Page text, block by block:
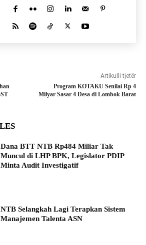
Artikulli tjetër
Program KOTAKU Senilai Rp 4
Milyar Sasar 4 Desa di Lombok Barat
Dana BTT NTB Rp484 Miliar Tak
Muncul di LHP BPK, Legislator PDIP
Minta Audit Investigatif
NTB Selangkah Lagi Terapkan Sistem
Manajemen Talenta ASN